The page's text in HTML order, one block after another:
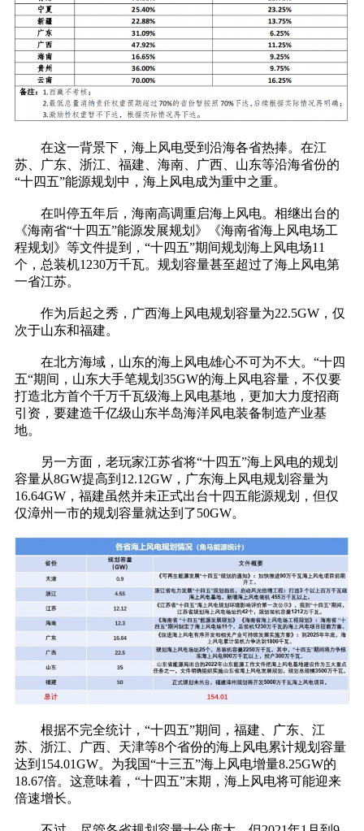
在这一背景下，海上风电受到沿海各省热捧。在江
苏、广东、浙江、福建、海南、广西、山东等沿海省份的
“十四五”能源规划中，海上风电成为重中之重。
在叫停五年后，海南高调重启海上风电。相继出台的
《海南省“十四五”能源发展规划》《海南省海上风电场工
程规划》等文件提到，“十四五”期间规划海上风电场11
个，总装机1230万千瓦。规划容量甚至超过了海上风电第
一省江苏。
作为后起之秀，广西海上风电规划容量为22.5GW，仅
次于山东和福建。
在北方海域，山东的海上风电雄心不可为不大。“十四
五“期间，山东大手笔规划35GW的海上风电容量，不仅要
打造北方首个千万千瓦级海上风电基地，更加大力度招商
引资，要建造千亿级山东半岛海洋风电装备制造产业基
地。
另一方面，老玩家江苏省将“十四五”海上风电的规划
容量从8GW提高到12.12GW，广东海上风电规划容量为
16.64GW，福建虽然并未正式出台十四五能源规划，但仅
仅漳州一市的规划容量就达到了50GW。
根据不完全统计，“十四五”期间，福建、广东、江
苏、浙江、广西、天津等8个省份的海上风电累计规划容量
达到154.01GW。为我国“十三五”海上风电增量8.25GW的
18.67倍。这意味着，“十四五”末期，海上风电将可能迎来
倍速增长。